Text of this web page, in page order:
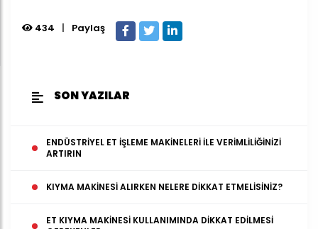
434 | Paylaş
SON YAZILAR
ENDÜSTRIYEL ET İŞLEME MAKINELERI ILE VERIMLILIĞINIZI
ARTIRIN
KIYMA MAKINESI ALIRKEN NELERE DIKKAT ETMELISINIZ?
ET KIYMA MAKINESI KULLANIMINDA DIKKAT EDILMESI